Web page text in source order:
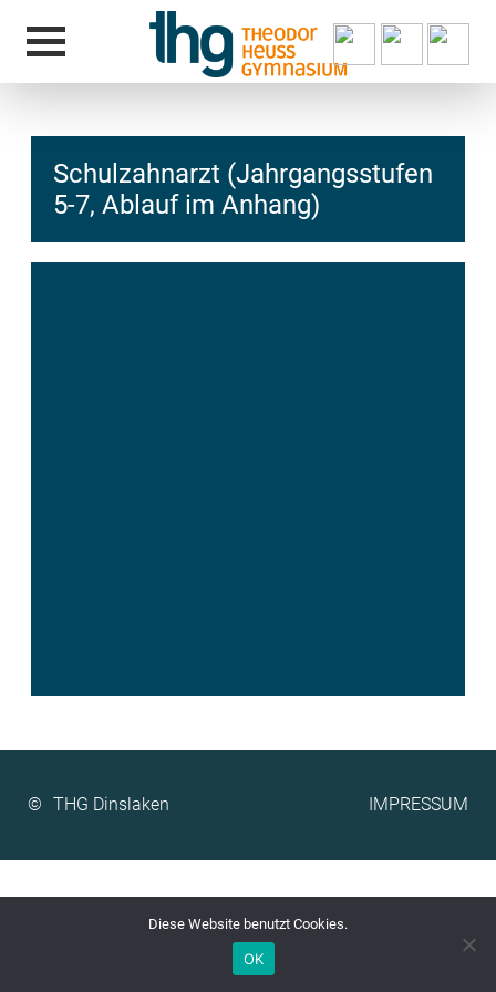
ed.ne
kalsn
id-gh
t@elu
hcs
Schulzahnarzt (Jahrgangsstufen
5-7, Ablauf im Anhang)
© IMPRESSUM
Diese Website benutzt Cookies.
OK